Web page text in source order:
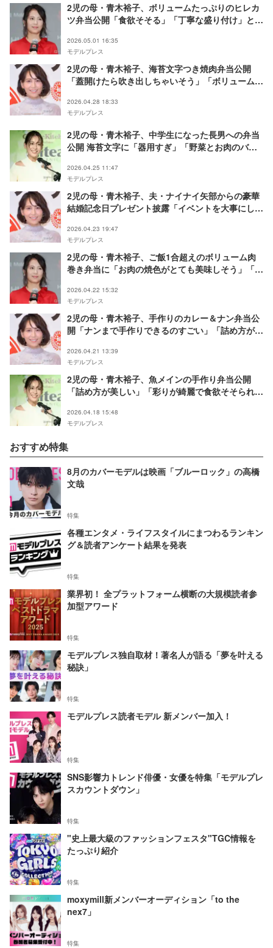
2児の母・青木裕子、ボリュームたっぷりのヒレカ
ツ弁当公開「食欲そそる」「丁寧な盛り付け」と反
2026.05.01 16:35
モデルプレス
2児の母・青木裕子、海苔文字つき焼肉弁当公開
「蓋開けたら吹き出しちゃいそう」「ボリュームた
2026.04.28 18:33
モデルプレス
2児の母・青木裕子、中学生になった長男への弁当
公開 海苔文字に「器用すぎ」「野菜とお肉のバラ
2026.04.25 11:47
モデルプレス
2児の母・青木裕子、夫・ナイナイ矢部からの豪華
結婚記念日プレゼント披露「イベントを大事にして
婦」と反響
2026.04.23 19:47
モデルプレス
2児の母・青木裕子、ご飯1合超えのボリューム肉
巻き弁当に「お肉の焼色がとても美味しそう」「育
2026.04.22 15:32
モデルプレス
2児の母・青木裕子、手作りのカレー＆ナン弁当公
開「ナンまで手作りできるのすごい」「詰め方がお
2026.04.21 13:39
モデルプレス
2児の母・青木裕子、魚メインの手作り弁当公開
「詰め方が美しい」「彩りが綺麗で食欲そそられ
2026.04.18 15:48
モデルプレス
おすすめ特集
8月のカバーモデルは映画「ブルーロック」の高橋
文哉
特集
各種エンタメ・ライフスタイルにまつわるランキン
グ＆読者アンケート結果を発表
特集
業界初！ 全プラットフォーム横断の大規模読者参
加型アワード
特集
モデルプレス独自取材！著名人が語る「夢を叶える
秘訣」
特集
モデルプレス読者モデル 新メンバー加入！
特集
SNS影響力トレンド俳優・女優を特集「モデルプレ
スカウントダウン」
特集
"史上最大級のファッションフェスタ"TGC情報を
たっぷり紹介
特集
moxymill新メンバーオーディション「to the
nex7」
特集